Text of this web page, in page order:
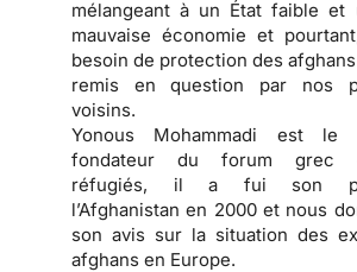
mélangeant à un État faible et
mauvaise économie et
besoin de protection des
remis en question par nos
voisins.
Yonous Mohammadi est le
fondateur du forum grec
réfugiés, il a fui son
l’Afghanistan en 2000 et nous
son avis sur la situation des
afghans en Europe.